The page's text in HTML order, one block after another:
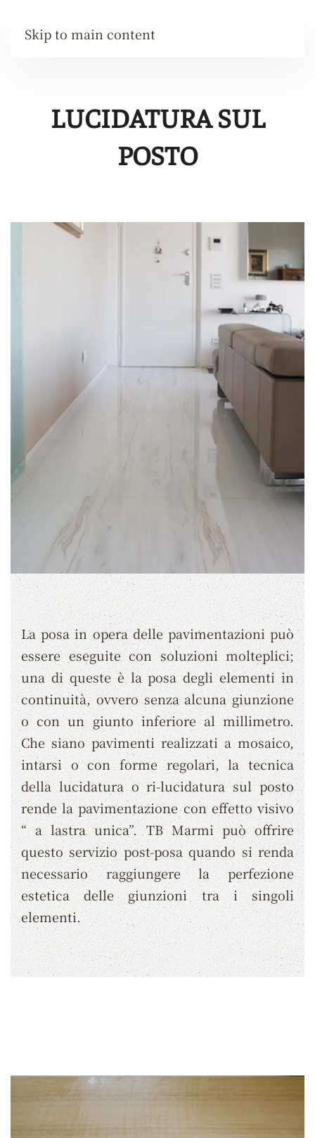
Skip to main content
LUCIDATURA SUL
POSTO
La posa in opera delle pavimentazioni può
essere eseguite con soluzioni molteplici;
una di queste è la posa degli elementi in
continuità, ovvero senza alcuna giunzione
o con un giunto inferiore al millimetro.
Che siano pavimenti realizzati a mosaico,
intarsi o con forme regolari, la tecnica
della lucidatura o ri-lucidatura sul posto
rende la pavimentazione con effetto visivo
“ a lastra unica”. TB Marmi può offrire
questo servizio post-posa quando si renda
necessario raggiungere la perfezione
estetica delle giunzioni tra i singoli
elementi.